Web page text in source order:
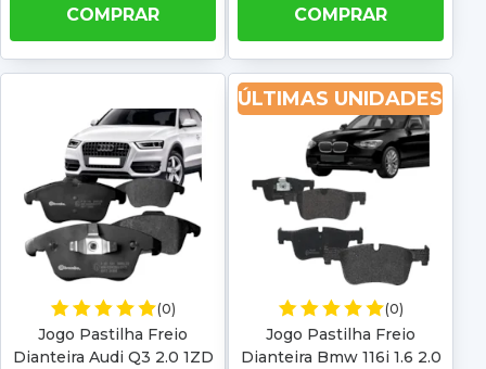
COMPRAR COMPRAR
(0)
Jogo Pastilha Freio
Dianteira Audi Q3 2.0 1ZD
ÚLTIMAS UNIDADES
(0)
Jogo Pastilha Freio
Dianteira Bmw 116i 1.6 2.0